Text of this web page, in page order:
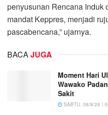
penyusunan Rencana Induk
mandat Keppres, menjadi
pascabencana,” ujarnya.
BACAJUGA
Moment Hari
Wawako
Sakit
SABTU, 08/8/26 |